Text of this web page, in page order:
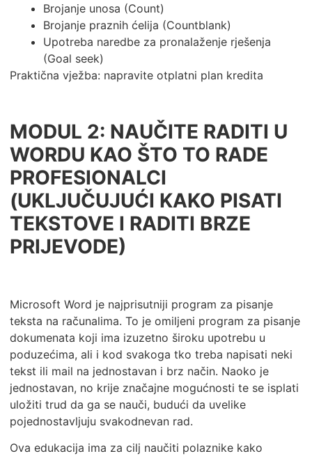
Brojanje unosa (Count)
Brojanje praznih ćelija (Countblank)
Upotreba naredbe za pronalaženje rješenja
(Goal seek)
Praktična vježba: napravite otplatni plan kredita
MODUL 2: NAUČITE RADITI U
WORDU KAO ŠTO TO RADE
PROFESIONALCI
(UKLJUČUJUĆI KAKO PISATI
TEKSTOVE I RADITI BRZE
PRIJEVODE)
Microsoft Word je najprisutniji program za pisanje
teksta na računalima. To je omiljeni program za pisanje
dokumenata koji ima izuzetno široku upotrebu u
poduzećima, ali i kod svakoga tko treba napisati neki
tekst ili mail na jednostavan i brz način. Naoko je
jednostavan, no krije značajne mogućnosti te se isplati
uložiti trud da ga se nauči, budući da uvelike
pojednostavljuju svakodnevan rad.
Ova edukacija ima za cilj naučiti polaznike kako